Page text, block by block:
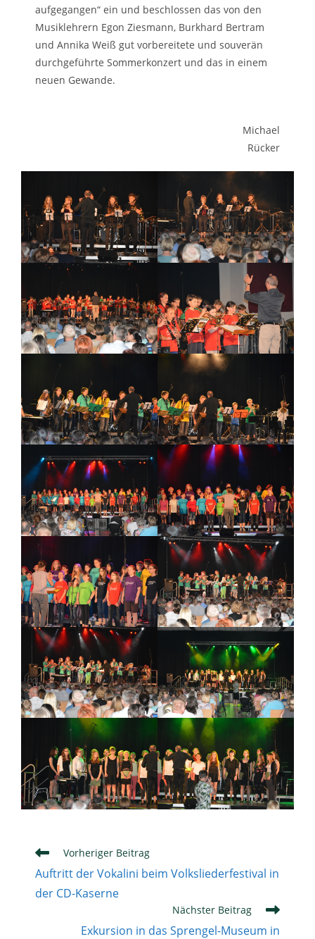
aufgegangen“ ein und beschlossen das von den
Musiklehrern Egon Ziesmann, Burkhard Bertram
und Annika Weiß gut vorbereitete und souverän
durchgeführte Sommerkonzert und das in einem
neuen Gewande.
Michael
Rücker
Weitere
ansehen
Vorheriger Beitrag
Auftritt der Vokalini beim Volksliederfestival in
der CD-Kaserne
Nächster Beitrag
Exkursion in das Sprengel-Museum in